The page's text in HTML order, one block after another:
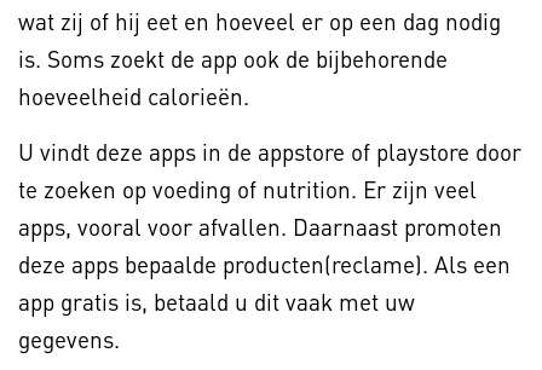
wat zij of hij eet en hoeveel er op een dag nodig
is. Soms zoekt de app ook de bijbehorende
hoeveelheid calorieën.
U vindt deze apps in de appstore of playstore door
te zoeken op voeding of nutrition. Er zijn veel
apps, vooral voor afvallen. Daarnaast promoten
deze apps bepaalde producten(reclame). Als een
app gratis is, betaald u dit vaak met uw
gegevens.